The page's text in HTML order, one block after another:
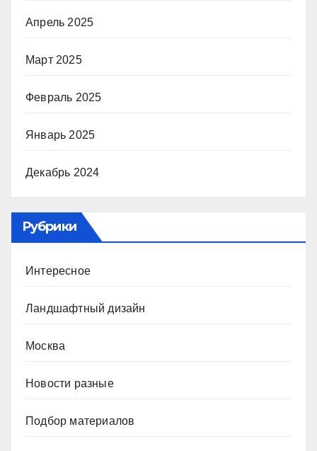
Апрель 2025
Март 2025
Февраль 2025
Январь 2025
Декабрь 2024
Рубрики
Интересное
Ландшафтный дизайн
Москва
Новости разные
Подбор материалов